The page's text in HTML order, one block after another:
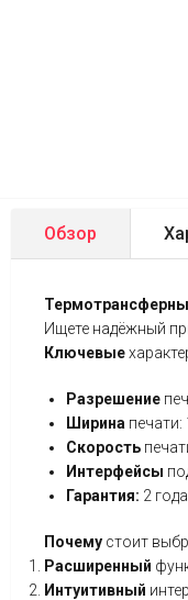
Обзор
Ищете надёжный
Ключевые
Разрешение
Ширина печати:
Скорость
Интерфейсы
Гарантия: 2 года
Почему стоит
Расширенный
Интуитивный